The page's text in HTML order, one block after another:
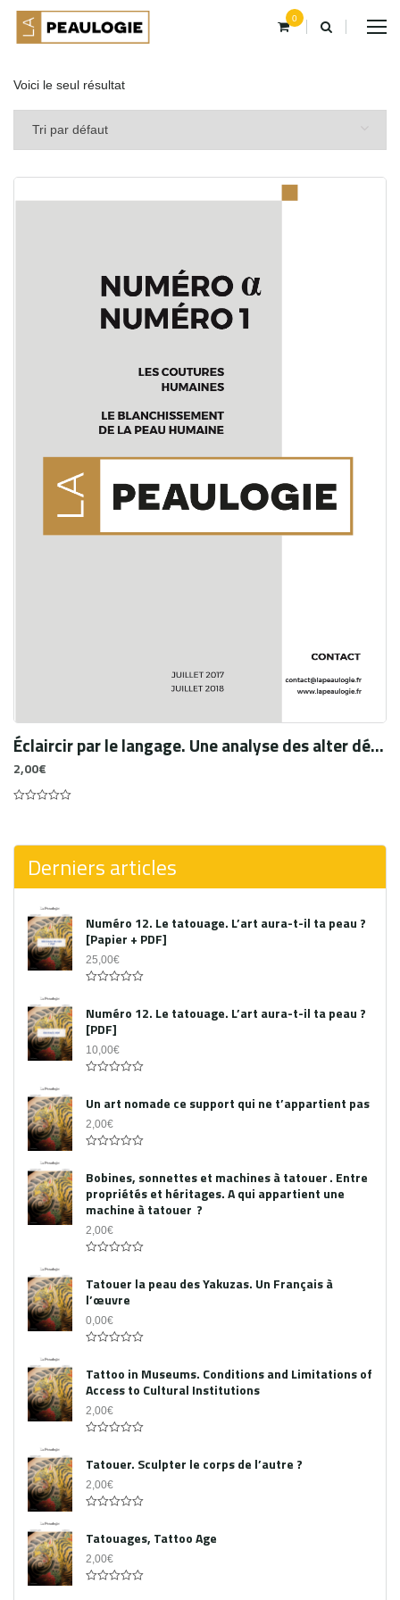
0
Voici le seul résultat
Éclaircir par le langage. Une analyse des alter déclarations de cor / raça au Brésil
2,00€
5
Derniers articles
Numéro 12. Le tatouage. L’art aura-t-il ta peau ?
[Papier + PDF]
25,00€
out
of
5
Numéro 12. Le tatouage. L’art aura-t-il ta peau ?
[PDF]
10,00€
out
of
5
Un art nomade ce support qui ne t’appartient pas
2,00€
out
of
5
Bobines, sonnettes et machines à tatouer . Entre
propriétés et héritages. A qui appartient une
machine à tatouer ?
2,00€
out
of
5
Tatouer la peau des Yakuzas. Un Français à
l’œuvre
0,00€
out
of
5
Tattoo in Museums. Conditions and Limitations of
Access to Cultural Institutions
2,00€
out
of
5
Tatouer. Sculpter le corps de l’autre ?
2,00€
out
of
5
Tatouages, Tattoo Age
2,00€